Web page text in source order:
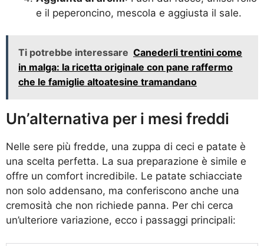
e il peperoncino, mescola e aggiusta il sale.
Ti potrebbe interessare Canederli trentini come
in malga: la ricetta originale con pane raffermo
che le famiglie altoatesine tramandano
Un’alternativa per i mesi freddi
Nelle sere più fredde, una zuppa di ceci e patate è
una scelta perfetta. La sua preparazione è simile e
offre un comfort incredibile. Le patate schiacciate
non solo addensano, ma conferiscono anche una
cremosità che non richiede panna. Per chi cerca
un’ulteriore variazione, ecco i passaggi principali: